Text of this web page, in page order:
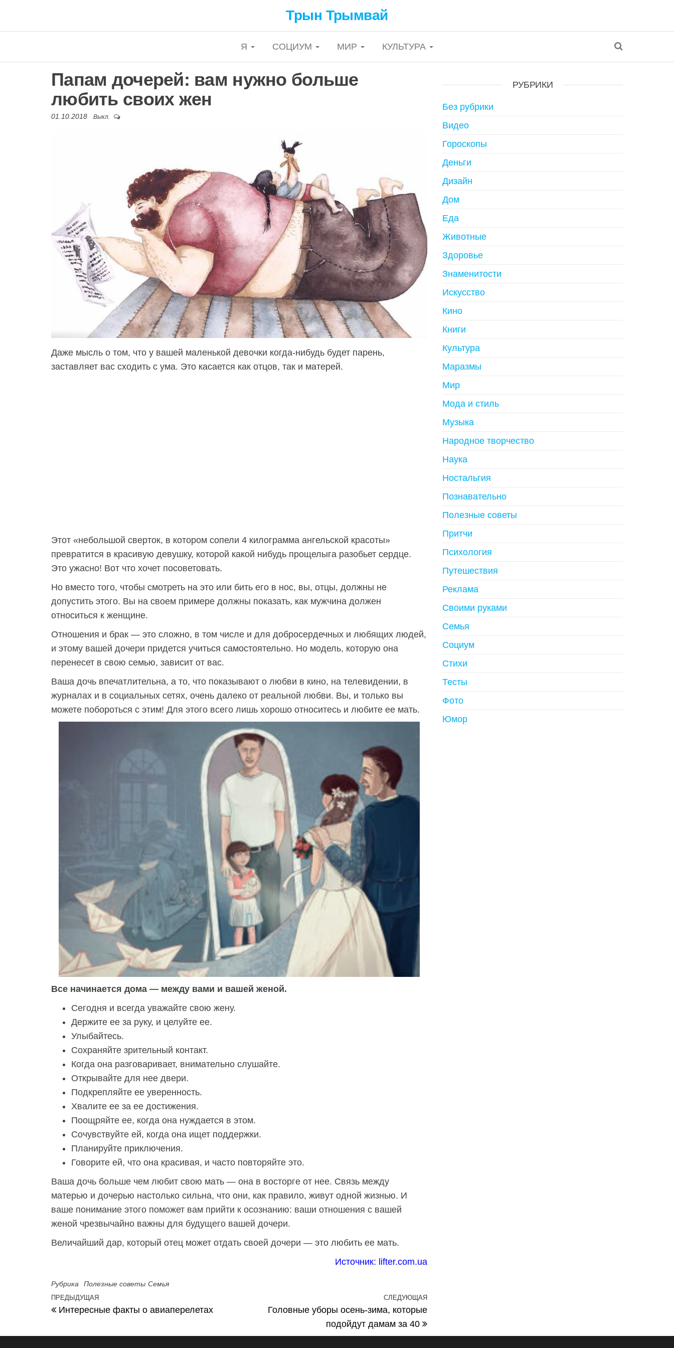
Трын Трымвай
Я СОЦИУМ МИР КУЛЬТУРА
Папам дочерей: вам нужно больше
любить своих жен
01.10.2018 Выкл.
Даже мысль о том, что у вашей маленькой девочки когда-нибудь будет парень,
заставляет вас сходить с ума. Это касается как отцов, так и матерей.
Этот «небольшой сверток, в котором сопели 4 килограмма ангельской красоты»
превратится в красивую девушку, которой какой нибудь прощелыга разобьет сердце.
Это ужасно! Вот что хочет посоветовать.
Но вместо того, чтобы смотреть на это или бить его в нос, вы, отцы, должны не
допустить этого. Вы на своем примере должны показать, как мужчина должен
относиться к женщине.
Отношения и брак — это сложно, в том числе и для добросердечных и любящих людей,
и этому вашей дочери придется учиться самостоятельно. Но модель, которую она
перенесет в свою семью, зависит от вас.
Ваша дочь впечатлительна, а то, что показывают о любви в кино, на телевидении, в
журналах и в социальных сетях, очень далеко от реальной любви. Вы, и только вы
можете побороться с этим! Для этого всего лишь хорошо относитесь и любите ее мать.
Все начинается дома — между вами и вашей женой.
Сегодня и всегда уважайте свою жену.
Держите ее за руку, и целуйте ее.
Улыбайтесь.
Сохраняйте зрительный контакт.
Когда она разговаривает, внимательно слушайте.
Открывайте для нее двери.
Подкрепляйте ее уверенность.
Хвалите ее за ее достижения.
Поощряйте ее, когда она нуждается в этом.
Сочувствуйте ей, когда она ищет поддержки.
Планируйте приключения.
Говорите ей, что она красивая, и часто повторяйте это.
Ваша дочь больше чем любит свою мать — она ​​в восторге от нее. Связь между
матерью и дочерью настолько сильна, что они, как правило, живут одной жизнью. И
ваше понимание этого поможет вам прийти к осознанию: ваши отношения с вашей
женой чрезвычайно важны для будущего вашей дочери.
Величайший дар, который отец может отдать своей дочери — это любить ее мать.
Источник: lifter.com.ua
Рубрика Полезные советы Семья
Навигация по записям
Предыдущая запись
ПРЕДЫДУЩАЯ
Интересные факты о авиаперелетах
СЛЕДУЮЩАЯ
Головные уборы осень-зима, которые
подойдут дамам за 40
РУБРИКИ
Без рубрики
Видео
Гороскопы
Деньги
Дизайн
Дом
Еда
Животные
Здоровье
Знаменитости
Искусство
Кино
Книги
Культура
Маразмы
Мир
Мода и стиль
Музыка
Народное творчество
Наука
Ностальгия
Познавательно
Полезные советы
Притчи
Психология
Путешествия
Реклама
Своими руками
Семья
Социум
Стихи
Тесты
Фото
Юмор